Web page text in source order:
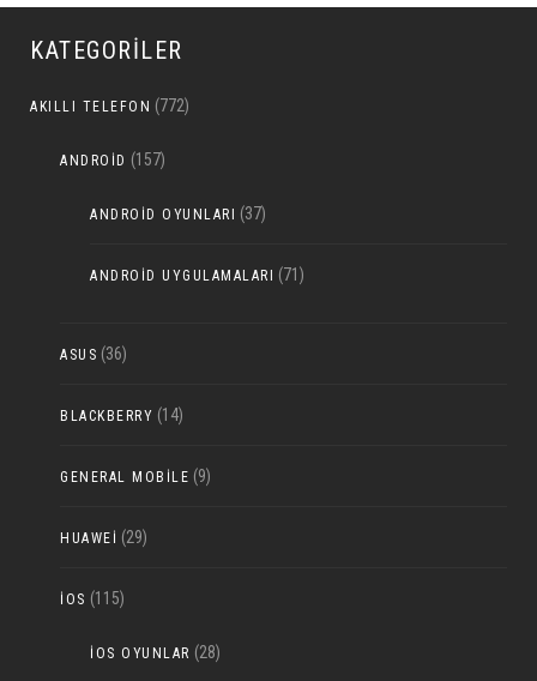
KATEGORILER
AKILLI TELEFON (772)
ANDROID (157)
ANDROID OYUNLARI (37)
ANDROID UYGULAMALARI (71)
ASUS (36)
BLACKBERRY (14)
GENERAL MOBILE (9)
HUAWEI (29)
IOS (115)
IOS OYUNLAR (28)